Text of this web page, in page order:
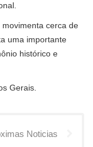
cerca de
uma importante
histórico e
Gerais.
Noticias